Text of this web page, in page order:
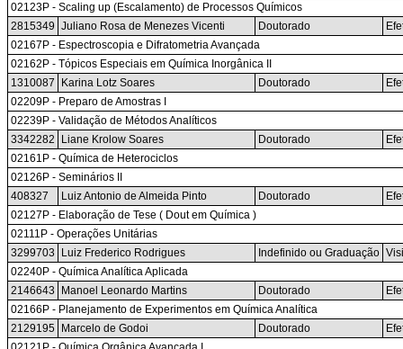
02123P - Scaling up (Escalamento) de Processos Químicos
2815349 Juliano Rosa de Menezes Vicenti Doutorado
02167P - Espectroscopia e Difratometria Avançada
02162P - Tópicos Especiais em Química Inorgânica II
1310087
Karina Lotz Soares Doutorado
02209P - Preparo de Amostras I
02239P - Validação de Métodos Analíticos
3342282
Liane Krolow Soares Doutorado
02161P - Química de Heterociclos
02126P - Seminários II
408327
Luiz Antonio de Almeida Pinto Doutorado
02127P - Elaboração de Tese ( Dout em Química )
02111P - Operações Unitárias
3299703
Luiz Frederico Rodrigues Indefinido ou Graduação
02240P - Química Analítica Aplicada
2146643
Manoel Leonardo Martins Doutorado
02166P - Planejamento de Experimentos em Química Analítica
2129195
Marcelo de Godoi Doutorado